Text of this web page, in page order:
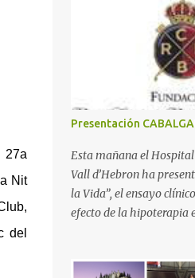
27a
Nit
del
Presentación
Esta mañana el
Vall d’Hebron ha
la Vida”, el ensayo
efecto de la hipoterapia
Gimbernat, con el